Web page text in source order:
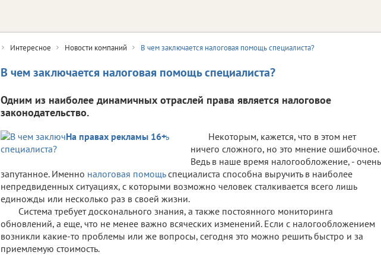
Интересное Новости компаний В чем заключается налоговая помощь специалиста?
В чем заключается налоговая помощь специалиста?
Одним из наиболее динамичных отраслей права является налоговое
законодательство.
На правах рекламы 16+
Некоторым, кажется, что в этом нет
ничего сложного, но это мнение ошибочное.
Ведь в наше время налогообложение, - очень
запутанное. Именно налоговая помощь специалиста способна выручить в наиболее
непредвиденных ситуациях, с которыми возможно человек сталкивается всего лишь
единожды или несколько раз в своей жизни.
Система требует досконального знания, а также постоянного мониторинга
обновлений, а еще, что не менее важно всяческих изменений. Если с налогообложением
возникли какие-то проблемы или же вопросы, сегодня это можно решить быстро и за
приемлемую стоимость.